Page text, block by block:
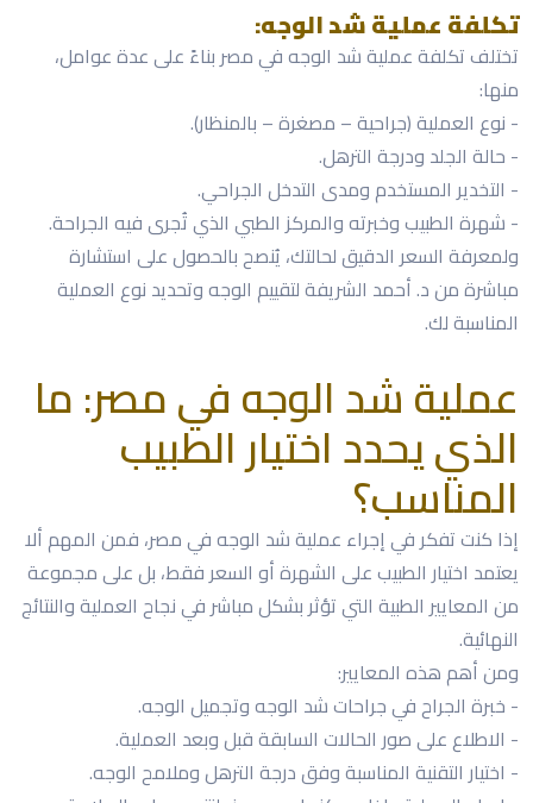
تكلفة عملية شد الوجه:
تختلف تكلفة عملية شد الوجه في مصر بناءً على عدة عوامل،
منها:
- نوع العملية (جراحية – مصغرة – بالمنظار).
- حالة الجلد ودرجة الترهل.
- التخدير المستخدم ومدى التدخل الجراحي.
- شهرة الطبيب وخبرته والمركز الطبي الذي تُجرى فيه الجراحة.
ولمعرفة السعر الدقيق لحالتك، يُنصح بالحصول على استشارة
مباشرة من د. أحمد الشريفة لتقييم الوجه وتحديد نوع العملية
المناسبة لك.
عملية شد الوجه في مصر: ما
الذي يحدد اختيار الطبيب
المناسب؟
إذا كنت تفكر في إجراء عملية شد الوجه في مصر، فمن المهم ألا
يعتمد اختيار الطبيب على الشهرة أو السعر فقط، بل على مجموعة
من المعايير الطبية التي تؤثر بشكل مباشر في نجاح العملية والنتائج
النهائية.
ومن أهم هذه المعايير:
- خبرة الجراح في جراحات شد الوجه وتجميل الوجه.
- الاطلاع على صور الحالات السابقة قبل وبعد العملية.
- اختيار التقنية المناسبة وفق درجة الترهل وملامح الوجه.